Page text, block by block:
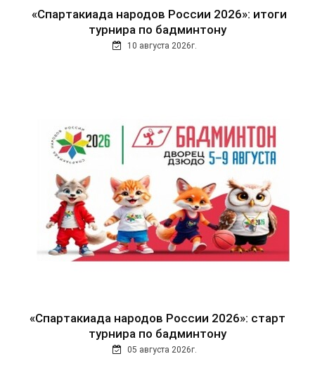
«Спартакиада народов России 2026»: итоги
турнира по бадминтону
10 августа 2026г.
«Спартакиада народов России 2026»: старт
турнира по бадминтону
05 августа 2026г.